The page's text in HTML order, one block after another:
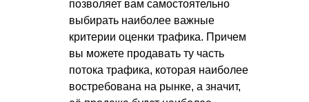
позволяет вам самостоятельно
выбирать наиболее важные
критерии оценки трафика. Причем
вы можете продавать ту часть
потока трафика, которая наиболее
востребована на рынке, а значит,